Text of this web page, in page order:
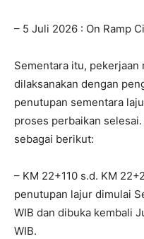
– 5 Juli 2026 : On Ramp
Sementara itu,
dilaksanakan dengan
penutupan sementara
proses perbaikan
sebagai berikut:
– KM 22+110 s.d. KM
penutupan lajur dimulai
WIB dan dibuka kembali
WIB.